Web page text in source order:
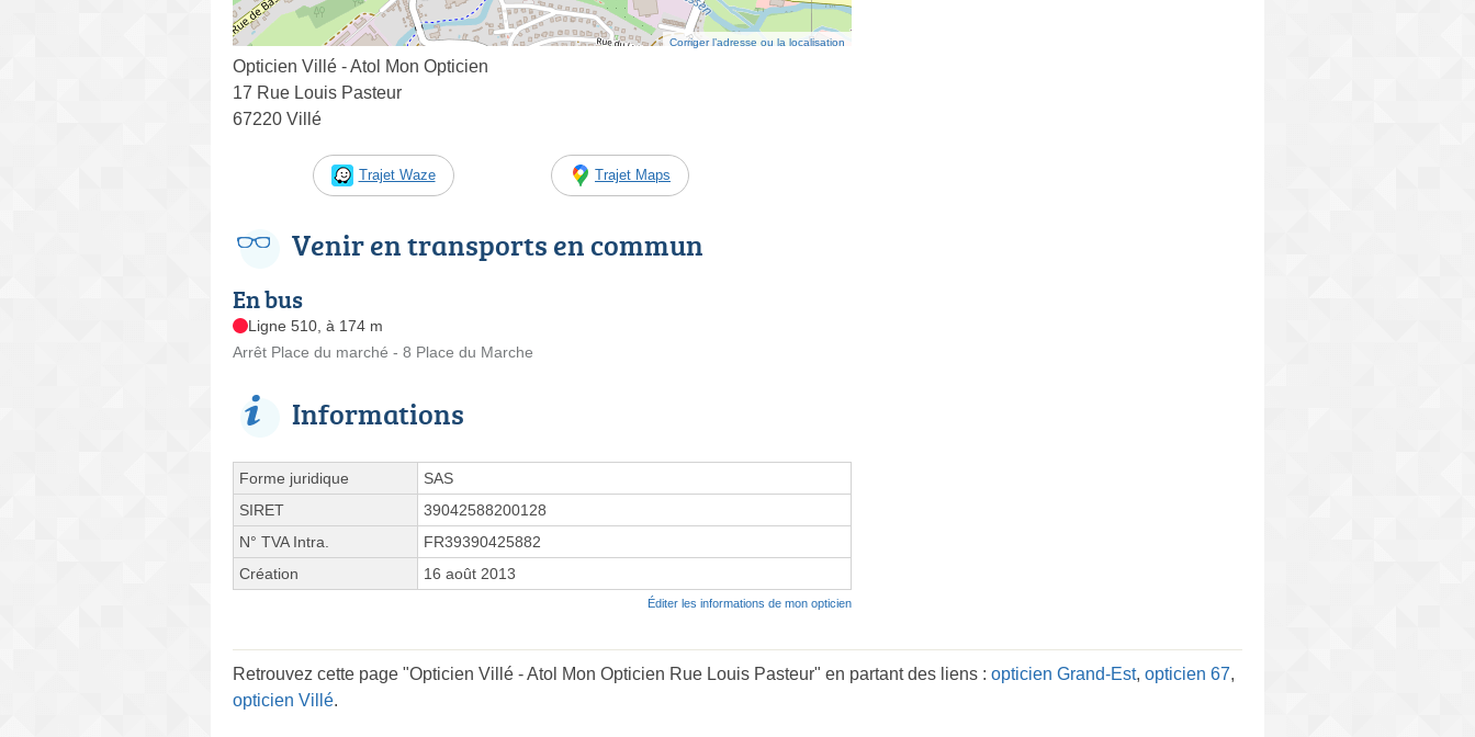
Corriger l’adresse ou la localisation
Opticien Villé - Atol Mon Opticien
17 Rue Louis Pasteur
67220 Villé
Trajet Waze Trajet Maps
Venir en transports en commun
En bus
Ligne 510, à 174 m
Arrêt Place du marché - 8 Place du Marche
Informations
Forme juridique
SAS
SIRET
39042588200128
N° TVA Intra.
FR39390425882
Création
16 août 2013
Éditer les informations de mon opticien
Retrouvez cette page "Opticien Villé - Atol Mon Opticien Rue Louis Pasteur" en partant des liens : opticien Grand-Est, opticien 67,
opticien Villé.